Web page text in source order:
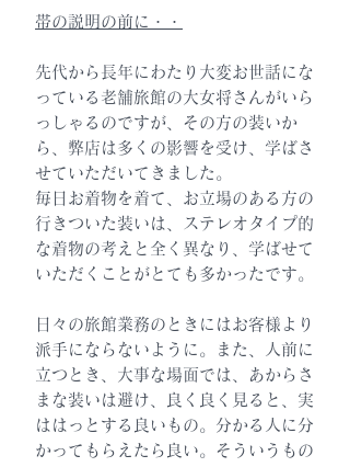
帯の説明の前に・・
先代から長年にわたり大変お世話にな
っている老舗旅館の大女将さんがいら
っしゃるのですが、その方の装いか
ら、弊店は多くの影響を受け、学ばさ
せていただいてきました。
毎日お着物を着て、お立場のある方の
行きついた装いは、ステレオタイプ的
な着物の考えと全く異なり、学ばせて
いただくことがとても多かったです。
日々の旅館業務のときにはお客様より
派手にならないように。また、人前に
立つとき、大事な場面では、あからさ
まな装いは避け、良く良く見ると、実
ははっとする良いもの。分かる人に分
かってもらえたら良い。そういうもの